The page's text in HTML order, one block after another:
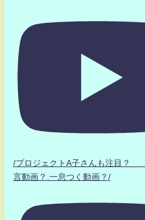
/プロジェクトA子さんも注目？
言動画？.一息つく動画？/